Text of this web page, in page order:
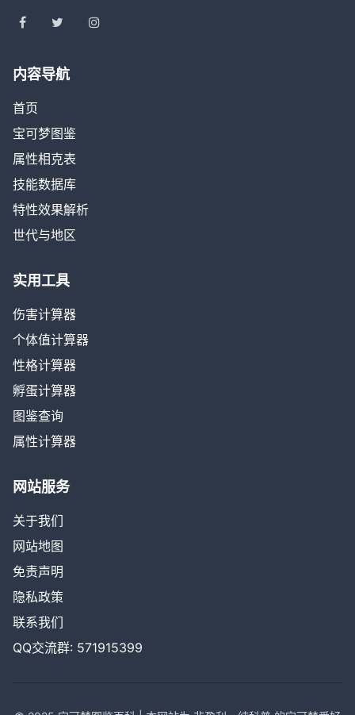
内容导航
首页
宝可梦图鉴
属性相克表
技能数据库
特性效果解析
世代与地区
实用工具
伤害计算器
个体值计算器
性格计算器
孵蛋计算器
图鉴查询
属性计算器
网站服务
关于我们
网站地图
免责声明
隐私政策
联系我们
QQ交流群: 571915399